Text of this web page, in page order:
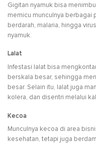
Gigitan nyamuk bisa
memicu munculnya berbagai
berdarah, malaria, hingga
nyamuk.
Lalat
Infestasi lalat bisa
berskala besar, sehingga
besar. Selain itu, lalat juga
kolera, dan disentri melalui
Kecoa
Munculnya kecoa di area
kesehatan, tetapi juga